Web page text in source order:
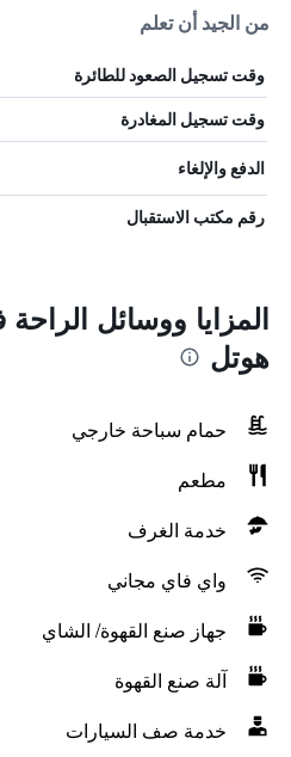
من الجيد أن تعلم
وقت تسجيل الصعود للطائرة
وقت تسجيل المغادرة
الدفع والإلغاء
رقم مكتب الاستقبال
المزايا ووسائل
هوتل
حمام سباحة خارجي
مطعم
خدمة الغرف
واي فاي مجاني
جهاز صنع القهوة/ الشاي
آلة صنع القهوة
خدمة صف السيارات